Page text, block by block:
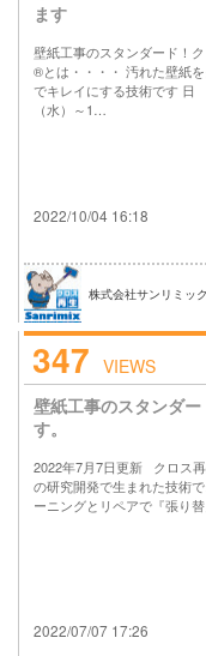
ます
壁紙工事のスタンダード！
®とは・・・・ 汚れた壁紙
でキレイにする技術です 日
（水）～1…
2022/10/04 16:18
株式会社サンリミッ
347 VIEWS
壁紙工事のスタンダ
す。
2022年7月7日更新 クロス
の研究開発で生まれた技術
ーニングとリペアで『張り
2022/07/07 17:26